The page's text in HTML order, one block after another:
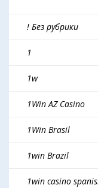
! Без рубрики
1
1w
1Win AZ Casino
1Win Brasil
1win Brazil
1win casino